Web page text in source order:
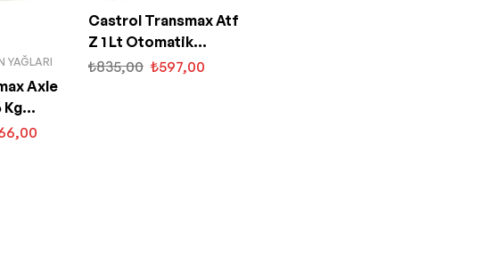
YAĞLARI
Axle
Kg
Castrol Transmax Atf
Z 1 Lt Otomatik
Şanzıman Yağı
₺835,00 ₺597,00